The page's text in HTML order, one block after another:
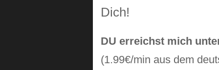
Dich!
DU erreichst mich
(1.99€/min aus dem